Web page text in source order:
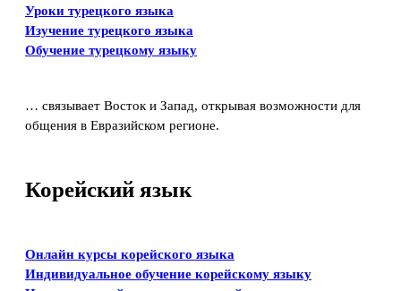
Уроки турецкого языка
Изучение турецкого языка
Обучение турецкому языку
… связывает Восток и Запад, открывая возможности для
общения в Евразийском регионе.
Корейский язык
Онлайн курсы корейского языка
Индивидуальное обучение корейскому языку